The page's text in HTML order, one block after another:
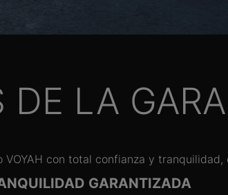
DE LA
con total confianza y
GARANTIZADA